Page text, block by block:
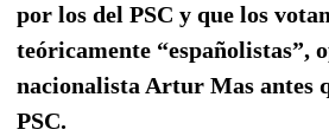
por los del PSC y que los
teóricamente “españolistas”,
nacionalista Artur Mas antes
PSC.